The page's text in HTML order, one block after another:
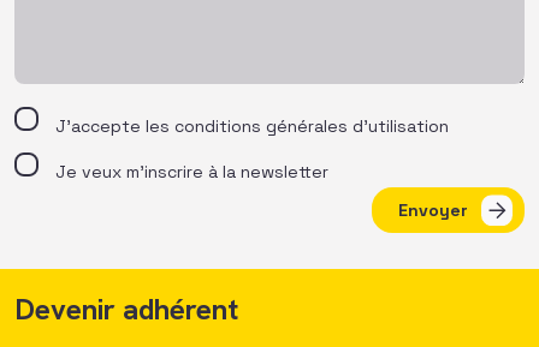
J’accepte les conditions générales d’utilisation
Je veux m'inscrire à la newsletter
Envoyer
Devenir adhérent